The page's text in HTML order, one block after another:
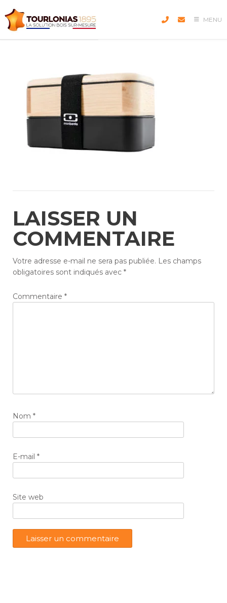
to
content
MENU
LAISSER UN
COMMENTAIRE
Votre adresse e-mail ne sera pas publiée. Les champs
obligatoires sont indiqués avec *
Commentaire *
Nom *
E-mail *
Site web